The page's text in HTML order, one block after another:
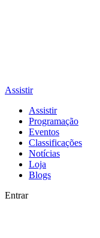
Assistir
Assistir
Programação
Eventos
Classificações
Notícias
Loja
Blogs
Entrar